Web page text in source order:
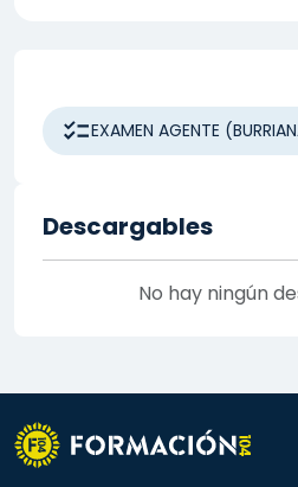
EXAMEN AGENTE
Descargables
No hay ningún